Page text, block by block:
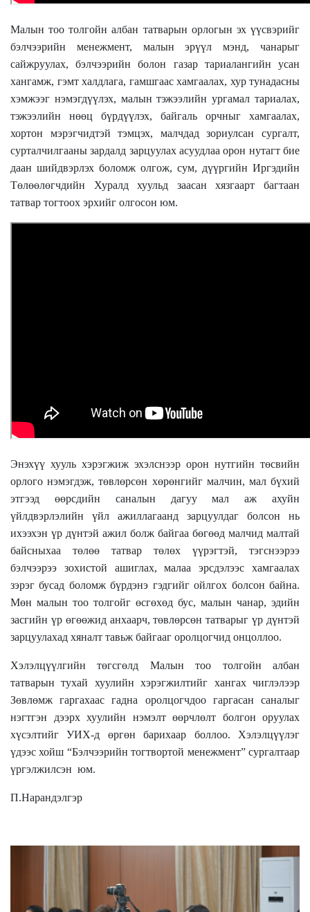
Малын тоо толгойн албан татварын орлогын эх үүсвэрийг
бэлчээрийн менежмент, малын эрүүл мэнд, чанарыг
сайжруулах, бэлчээрийн болон газар тариалангийн усан
хангамж, гэмт халдлага, гамшгаас хамгаалах, хур тунадасны
хэмжээг нэмэгдүүлэх, малын тэжээлийн ургамал тариалах,
тэжээлийн нөөц бүрдүүлэх, байгаль орчныг хамгаалах,
хортон мэрэгчидтэй тэмцэх, малчдад зориулсан сургалт,
сурталчилгааны зардалд зарцуулах асуудлаа орон нутагт бие
даан шийдвэрлэх боломж олгож, сум, дүүргийн Иргэдийн
Төлөөлөгчдийн Хуралд хуульд заасан хязгаарт багтаан
татвар тогтоох эрхийг олгосон юм.
Энэхүү хууль хэрэгжиж эхэлснээр орон нутгийн төсвийн
орлого нэмэгдэж, төвлөрсөн хөрөнгийг малчин, мал бүхий
этгээд өөрсдийн саналын дагуу мал аж ахуйн
үйлдвэрлэлийн үйл ажиллагаанд зарцуулдаг болсон нь
ихээхэн үр дүнтэй ажил болж байгаа бөгөөд малчид малтай
байсныхаа төлөө татвар төлөх үүрэгтэй, тэгснээрээ
бэлчээрээ зохистой ашиглах, малаа эрсдэлээс хамгаалах
зэрэг бусад боломж бүрдэнэ гэдгийг ойлгох болсон байна.
Мөн малын тоо толгойг өсгөхөд бус, малын чанар, эдийн
засгийн үр өгөөжид анхаарч, төвлөрсөн татварыг үр дүнтэй
зарцуулахад хяналт тавьж байгааг оролцогчид онцоллоо.
Хэлэлцүүлгийн төгсгөлд Малын тоо толгойн албан
татварын тухай хуулийн хэрэгжилтийг хангах чиглэлээр
Зөвлөмж гаргахаас гадна оролцогчдоо гаргасан саналыг
нэгтгэн дээрх хуулийн нэмэлт өөрчлөлт болгон оруулах
хүсэлтийг УИХ-д өргөн барихаар боллоо. Хэлэлцүүлэг
үдээс хойш “Бэлчээрийн тогтвортой менежмент” сургалтаар
үргэлжилсэн юм.
П.Нарандэлгэр